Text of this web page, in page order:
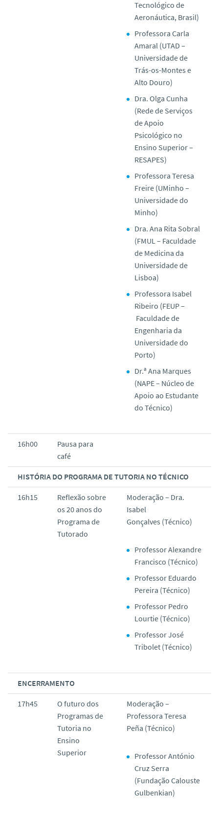
Tecnológico de
Aeronáutica, Brasil)
Professora Carla
Amaral (UTAD –
Universidade de
Trás-os-Montes e
Alto Douro)
Dra. Olga Cunha
(Rede de Serviços
de Apoio
Psicológico no
Ensino Superior –
RESAPES)
Professora Teresa
Freire (UMinho –
Universidade do
Minho)
Dra. Ana Rita Sobral
(FMUL – Faculdade
de Medicina da
Universidade de
Lisboa)
Professora Isabel
Ribeiro (FEUP –
Faculdade de
Engenharia da
Universidade do
Porto)
Dr.ª Ana Marques
(NAPE – Núcleo de
Apoio ao Estudante
do Técnico)
16h00
Pausa para
café
HISTÓRIA DO PROGRAMA DE TUTORIA NO TÉCNICO
16h15
Reflexão sobre
os 20 anos do
Programa de
Tutorado
Moderação – Dra.
Isabel
Gonçalves (Técnico)
Professor Alexandre
Francisco (Técnico)
Professor Eduardo
Pereira (Técnico)
Professor Pedro
Lourtie (Técnico)
Professor José
Tribolet (Técnico)
ENCERRAMENTO
17h45
O futuro dos
Programas de
Tutoria no
Ensino
Superior
Moderação –
Professora Teresa
Peña (Técnico)
Professor António
Cruz Serra
(Fundação Calouste
Gulbenkian)